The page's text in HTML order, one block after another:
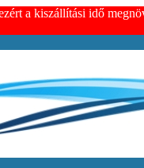
a kiszállítási idő